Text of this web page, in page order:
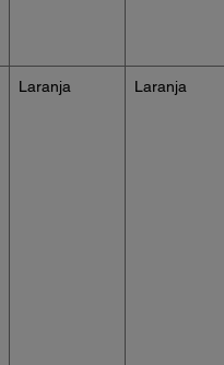
Laranja Laranja